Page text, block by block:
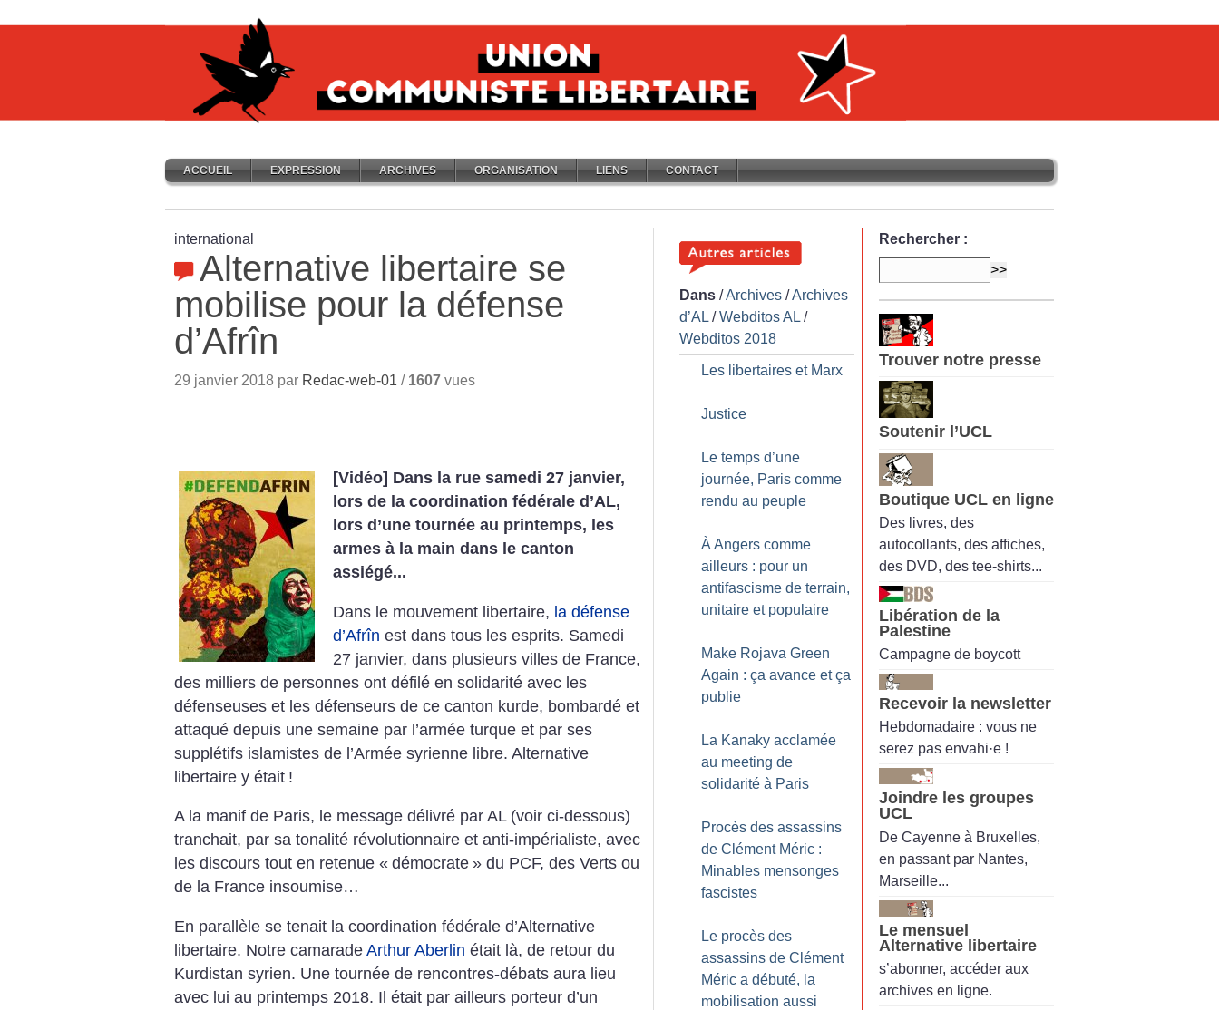
ACCUEIL EXPRESSION ARCHIVES ORGANISATION LIENS CONTACT
international
Alternative libertaire se
mobilise pour la défense
d’Afrîn
29 janvier 2018 par Redac-web-01 / 1607 vues
[Vidéo] Dans la rue samedi 27 janvier,
lors de la coordination fédérale d’AL,
lors d’une tournée au printemps, les
armes à la main dans le canton
assiégé...
Dans le mouvement libertaire, la défense
d’Afrîn est dans tous les esprits. Samedi
27 janvier, dans plusieurs villes de France,
des milliers de personnes ont défilé en solidarité avec les
défenseuses et les défenseurs de ce canton kurde, bombardé et
attaqué depuis une semaine par l’armée turque et par ses
supplétifs islamistes de l’Armée syrienne libre. Alternative
libertaire y était !
A la manif de Paris, le message délivré par AL (voir ci-dessous)
tranchait, par sa tonalité révolutionnaire et anti-impérialiste, avec
les discours tout en retenue « démocrate » du PCF, des Verts ou
de la France insoumise…
En parallèle se tenait la coordination fédérale d’Alternative
libertaire. Notre camarade Arthur Aberlin était là, de retour du
Kurdistan syrien. Une tournée de rencontres-débats aura lieu
avec lui au printemps 2018. Il était par ailleurs porteur d’un
Dans /Archives /Archives
d’AL /Webditos AL /
Webditos 2018
Les libertaires et Marx
Justice
Le temps d’une
journée, Paris comme
rendu au peuple
À Angers comme
ailleurs : pour un
antifascisme de terrain,
unitaire et populaire
Make Rojava Green
Again : ça avance et ça
publie
La Kanaky acclamée
au meeting de
solidarité à Paris
Procès des assassins
de Clément Méric :
Minables mensonges
fascistes
Le procès des
assassins de Clément
Méric a débuté, la
mobilisation aussi
Rechercher :
Trouver notre presse
Soutenir l’UCL
Boutique UCL en ligne
Des livres, des
autocollants, des affiches,
des DVD, des tee-shirts...
Libération de la
Palestine
Campagne de boycott
Recevoir la newsletter
Hebdomadaire : vous ne
serez pas envahi·e !
Joindre les groupes
UCL
De Cayenne à Bruxelles,
en passant par Nantes,
Marseille...
Le mensuel
Alternative libertaire
s’abonner, accéder aux
archives en ligne.